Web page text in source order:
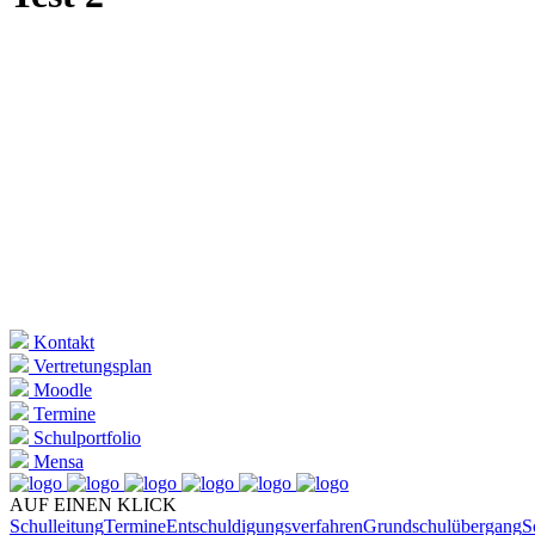
Kontakt
Vertretungsplan
Moodle
Termine
Schulportfolio
Mensa
AUF EINEN KLICK
SchulleitungTermineEntschuldigungsverfahrenGrundschulübergang